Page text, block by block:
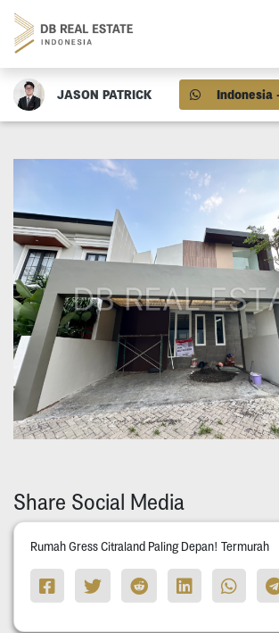
JASON PATRICK Indonesia
Share Social Media
Rumah Gress Citraland Paling Depan! Termurah